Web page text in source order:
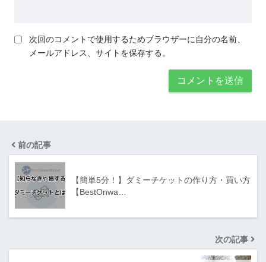
次回のコメントで使用するためブラウザーに自分の名前、
メールアドレス、サイトを保存する。
前の記事
【簡単5分！】ダミーチケットの作り方・買い方
【BestOnwa…
次の記事